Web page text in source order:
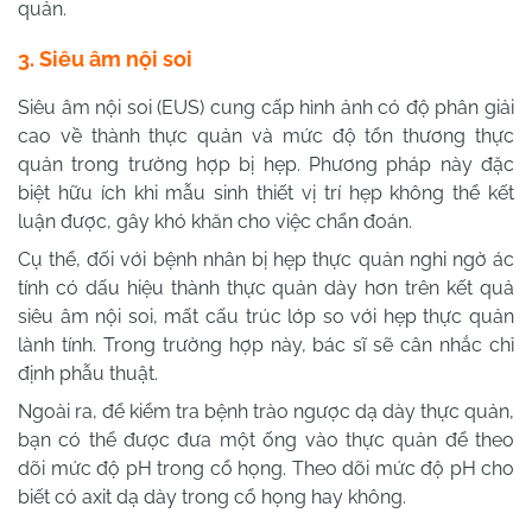
quản.
3. Siêu âm nội soi
Siêu âm nội soi (EUS) cung cấp hình ảnh có độ phân giải
cao về thành thực quản và mức độ tổn thương thực
quản trong trường hợp bị hẹp. Phương pháp này đặc
biệt hữu ích khi mẫu sinh thiết vị trí hẹp không thể kết
luận được, gây khó khăn cho việc chẩn đoán.
Cụ thể, đối với bệnh nhân bị hẹp thực quản nghi ngờ ác
tính có dấu hiệu thành thực quản dày hơn trên kết quả
siêu âm nội soi, mất cấu trúc lớp so với hẹp thực quản
lành tính. Trong trường hợp này, bác sĩ sẽ cân nhắc chỉ
định phẫu thuật.
Ngoài ra, để kiểm tra bệnh trào ngược dạ dày thực quản,
bạn có thể được đưa một ống vào thực quản để theo
dõi mức độ pH trong cổ họng. Theo dõi mức độ pH cho
biết có axit dạ dày trong cổ họng hay không.